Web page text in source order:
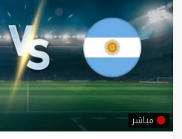
مباشر